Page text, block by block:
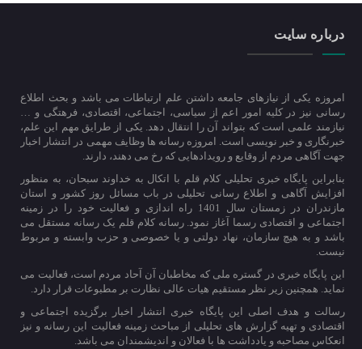
درباره سایت
امروزه یکی از نیازهای جامعه داشتن علم ارتباطات می باشد و بحث اطلاع
رسانی نیز در کلیه امور اعم از سیاسی، اجتماعی، اقتصادی، فرهتگی و …
نیازمند علمی است که بتواند آن را انتقال دهد. یکی از طرایق مهم این علم،
خبرنگاری و خبر نویسی است. امروزه رسانه ها وظایف مهمی در انتشار اخبار
جهت آگاهی مردم از وقایع و رویدادهایی که رخ می دهند، دارند.
بنابراین پایگاه خبری تحلیلی کلام قلم با اتکال به خداوند سبحان، به منظور
افزایش آگاهی و اطلاع رسانی تحلیلی در باب مسائل روز کشور و استان
مازندران در زمستان سال 1401 راه اندازی و فعالیت خود را در زمینه
اجتماعی و اقتصادی رسما آغاز نمود. رسانه کلام قلم یک رسانه مستقل می
باشد و به هیچ سازمان، نهاد دولتی و یا خصوصی و حزب وابسته و مربوط
نیست.
این پایگاه خبری در گستره ملی که مخاطبان آن آحاد مردم است، فعالیت می
نماید. همچنین زیر نظر مستقیم هیات عالی نظارت بر مطبوعات قرار دارد.
رسالت و هدف اصلی این پایگاه خبری انتشار اخبار برگزیده اجتماعی و
اقتصادی و تهیه گزارش های تحلیلی از مباحث زمینه فعالیت این رسانه و نیز
انعکاس مصاحبه و یادداشت ها با فعالان و اندیشمندان می باشد.